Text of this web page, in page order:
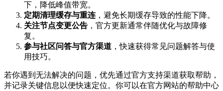
下，降低峰值带宽。
定期清理缓存与重连 ，避免长期缓存导致的性能下降。
关注节点变更公告 ，官方更新通常伴随优化与故障修
复。
参与社区问答与官方渠道 ，快速获得常见问题解答与使
用技巧。
若你遇到无法解决的问题，优先通过官方支持渠道获取帮助，
并记录关键信息以便快速定位。你可以在官方网站的帮助中心